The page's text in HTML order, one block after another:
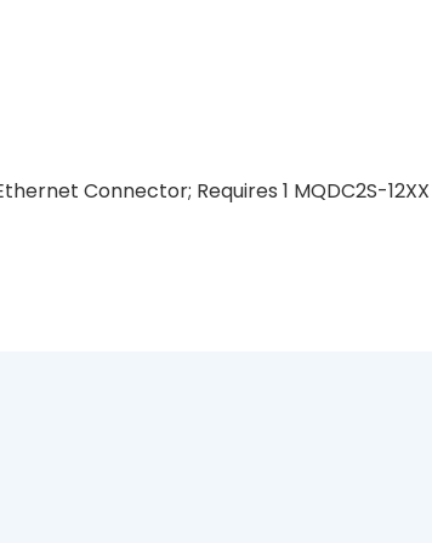
Connector; Requires 1 MQDC2S-